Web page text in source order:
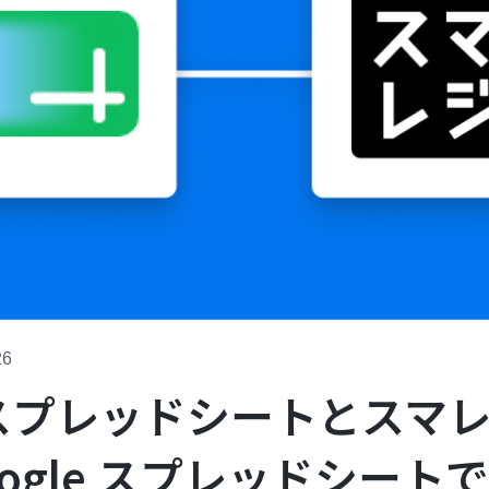
レッドシートとスマ
スプレッドシート